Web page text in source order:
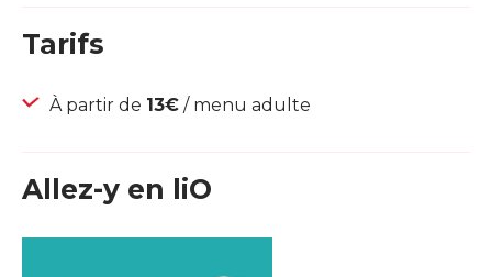
Tarifs
À partir de 13€ / menu adulte
Allez-y en liO